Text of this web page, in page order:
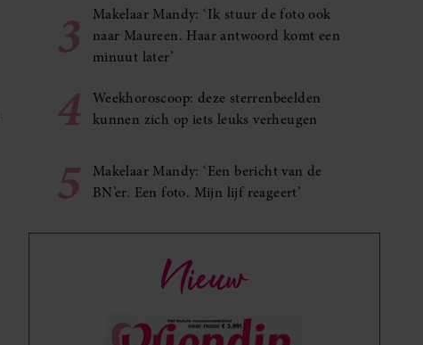
3
Makelaar Mandy: ‘Ik stuur de foto ook
naar Maureen. Haar antwoord komt een
minuut later’
4
Weekhoroscoop: deze sterrenbeelden
kunnen zich op iets leuks verheugen
5
Makelaar Mandy: ‘Een bericht van de
BN’er. Een foto. Mijn lijf reageert’
Nieuw